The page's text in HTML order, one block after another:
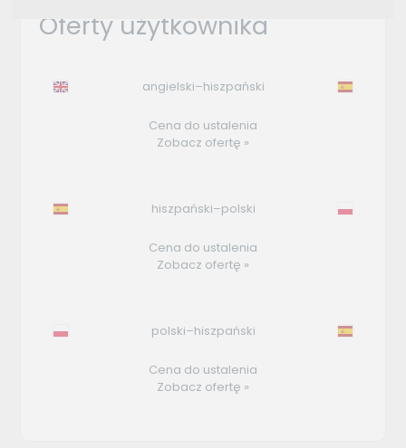
Oferty użytkownika
angielski–hiszpański
Cena do ustalenia
Zobacz ofertę »
hiszpański–polski
Cena do ustalenia
Zobacz ofertę »
polski–hiszpański
Cena do ustalenia
Zobacz ofertę »